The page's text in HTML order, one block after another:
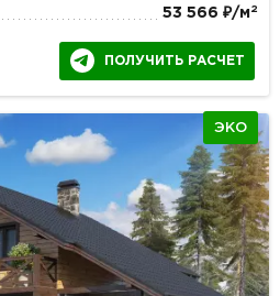
53 566 ₽/м 2
ПОЛУЧИТЬ РАСЧЕТ
ЭКО